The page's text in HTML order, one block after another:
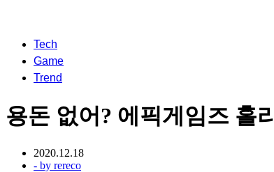
Tech
Game
Trend
용돈 없어? 에픽게임즈 홀
2020.12.18
- by rereco